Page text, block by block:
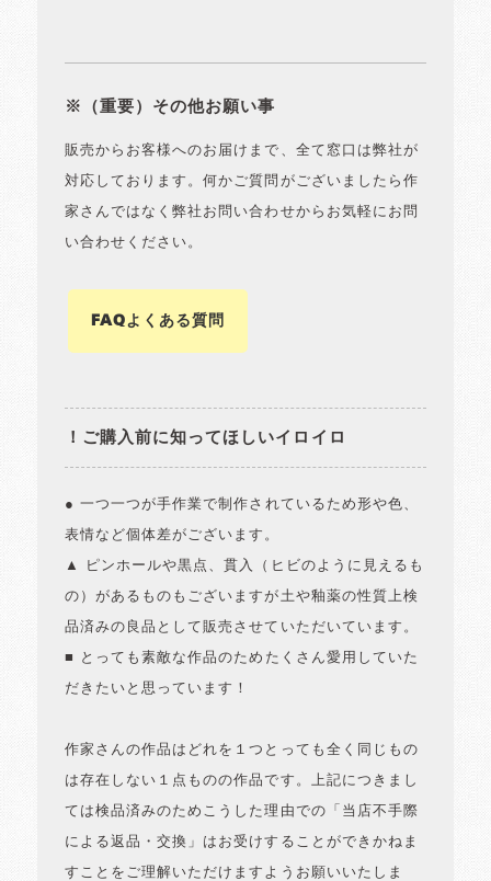
※（重要）その他お願い事
販売からお客様へのお届けまで、全て窓口は弊社が
対応しております。何かご質問がございましたら作
家さんではなく弊社お問い合わせからお気軽にお問
い合わせください。
FAQよくある質問
！ご購入前に知ってほしいイロイロ
● 一つ一つが手作業で制作されているため形や色、
表情など個体差がございます。
▲ ピンホールや黒点、貫入（ヒビのように見えるも
の）があるものもございますが土や釉薬の性質上検
品済みの良品として販売させていただいています。
■ とっても素敵な作品のためたくさん愛用していた
だきたいと思っています！
作家さんの作品はどれを１つとっても全く同じもの
は存在しない１点ものの作品です。上記につきまし
ては検品済みのためこうした理由での「当店不手際
による返品・交換」はお受けすることができかねま
すことをご理解いただけますようお願いいたしま